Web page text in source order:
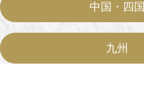
中国・四国
九州